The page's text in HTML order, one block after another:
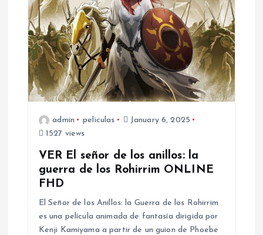
g
a
admin peliculas
January 6, 2025
1527 views
VER El señor de los anillos: la
guerra de los Rohirrim ONLINE
FHD
El Señor de los Anillos: la Guerra de los Rohirrim
es una película animada de fantasía dirigida por
Kenji Kamiyama a partir de un guion de Phoebe